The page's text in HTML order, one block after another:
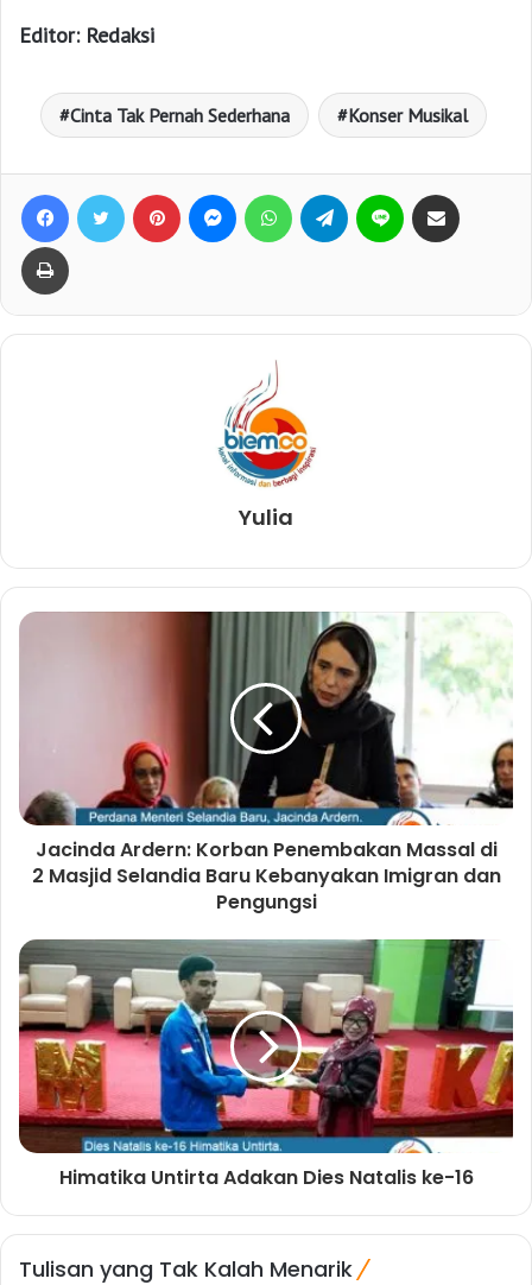
Editor: Redaksi
Cinta Tak Pernah Sederhana Konser Musikal
Yulia
Jacinda Ardern: Korban Penembakan Massal di
2 Masjid Selandia Baru Kebanyakan Imigran dan
Pengungsi
Himatika Untirta Adakan Dies Natalis ke-16
Tulisan yang Tak Kalah Menarik